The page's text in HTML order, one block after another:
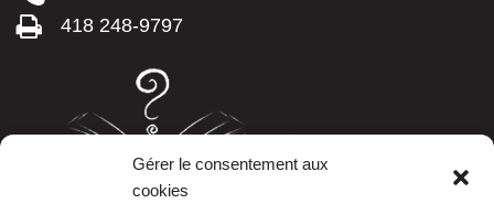
Gérer le consentement aux
cookies
418 248-9797